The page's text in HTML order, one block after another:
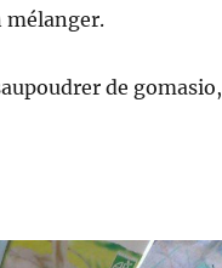
mélanger.
de gomasio,